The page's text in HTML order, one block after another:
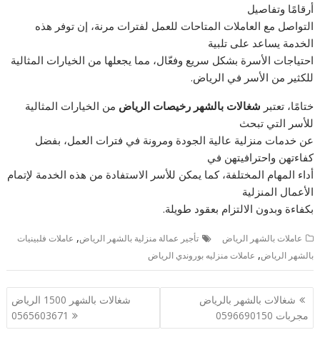
أرقامًا وتفاصيل
التواصل مع العاملات المتاحات للعمل لفترات مرنة، إن توفر هذه
الخدمة يساعد على تلبية
احتياجات الأسرة بشكل سريع وفعّال، مما يجعلها من الخيارات المثالية
للكثير من الأسر في الرياض.
ختامًا، تعتبر شغالات بالشهر رخيصات الرياض من الخيارات المثالية
للأسر التي تبحث
عن خدمات منزلية عالية الجودة ومرونة في فترات العمل، بفضل
كفاءتهن واحترافيتهن في
أداء المهام المختلفة، كما يمكن للأسر الاستفادة من هذه الخدمة لإتمام
الأعمال المنزلية
بكفاءة وبدون الالتزام بعقود طويلة.
عاملات بالشهر الرياض تأجير عمالة منزلية بالشهر الرياض, عاملات فلبينيات
بالشهر الرياض, عاملات منزليه بوروندي الرياض
تصفّح
المقالات
شغالات بالشهر بالرياض
مجربات 0596690150
شغالات بالشهر 1500 الرياض
0565603671